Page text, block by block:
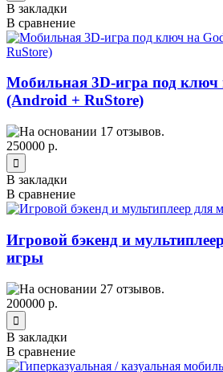
В закладки
В сравнение
Мобильная 3D-игра под ключ
(Android + RuStore)
250000 р.
В закладки
В сравнение
Игровой бэкенд и
игры
200000 р.
В закладки
В сравнение